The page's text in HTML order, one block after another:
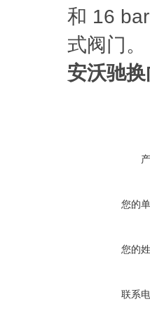
和 16
式阀门
安沃驰
您的
您的
联系